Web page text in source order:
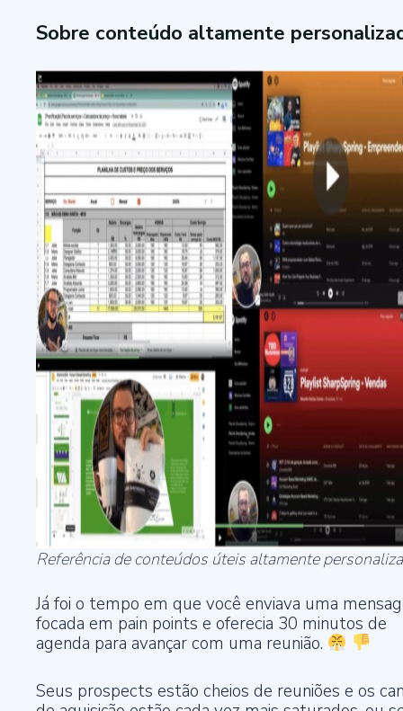
Sobre conteúdo altamente
Referência de conteúdos úteis altamente
Já foi o tempo em que você enviava uma
focada em pain points e oferecia 30 minutos de
agenda para avançar com uma reunião.
Seus prospects estão cheios de reuniões e os